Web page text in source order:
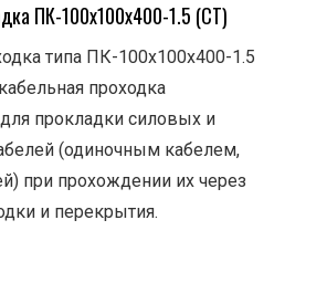
ПК-100х100х400-1.5 (СТ)
типа ПК-100х100х400-1.5
проходка
прокладки силовых и
(одиночным кабелем,
при прохождении их через
и перекрытия.